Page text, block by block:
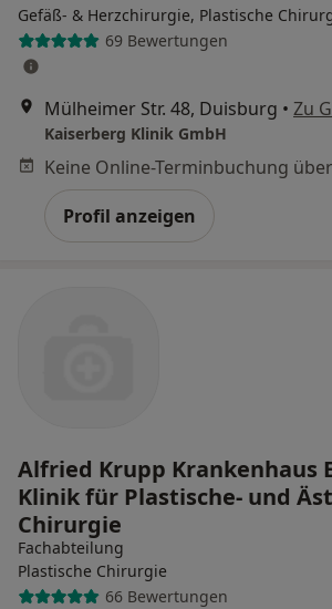
Gefäß- & Herzchirurgie, Plastische
69 Bewertungen
Mülheimer Str. 48, Duisburg • Zu
Kaiserberg Klinik GmbH
Profil anzeigen
Alfried Krupp Krankenhaus
Klinik für Plastische- und
Chirurgie
Fachabteilung
Plastische Chirurgie
66 Bewertungen